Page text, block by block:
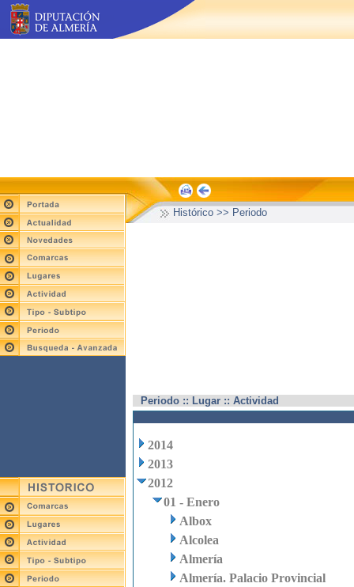
Histórico >> Periodo
Periodo :: Lugar :: Actividad
2014
2013
2012
01 - Enero
Albox
Alcolea
Almería
Almería. Palacio Provincial